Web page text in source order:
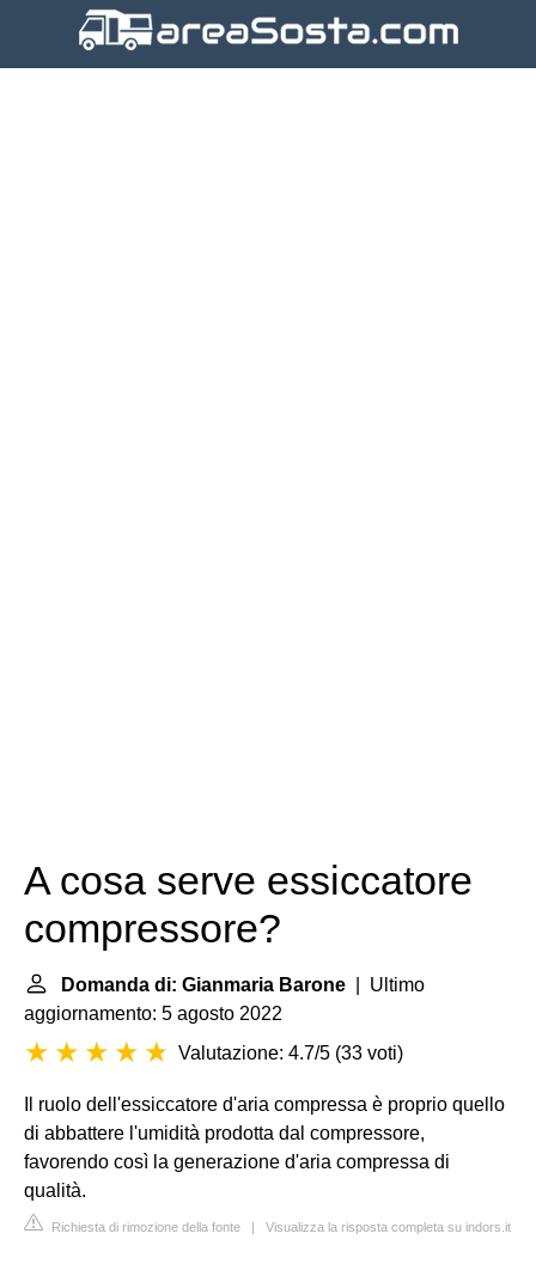
A cosa serve essiccatore
compressore?
Domanda di: Gianmaria Barone | Ultimo
aggiornamento: 5 agosto 2022
Valutazione: 4.7/5 (33 voti)
Il ruolo dell'essiccatore d'aria compressa è proprio quello
di abbattere l'umidità prodotta dal compressore,
favorendo così la generazione d'aria compressa di
qualità.
Richiesta di rimozione della fonte | Visualizza la risposta completa su indors.it